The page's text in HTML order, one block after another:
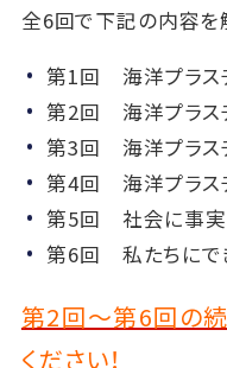
全6回で下記の内容を
第1回 海洋プラス
第2回 海洋プラス
第3回 海洋プラス
第4回 海洋プラス
第5回 社会に事実
第6回 私たちにで
第2回～第6回の
ください！